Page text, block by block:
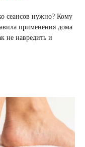
сеансов нужно? Кому
применения дома
не навредить и